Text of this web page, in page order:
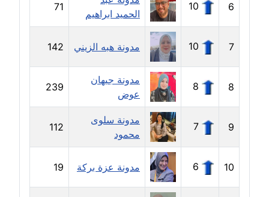
مدونة بيان هدية
عاملة
مدونة تامر زيدان
عاملة
مدونة تسنيم فضالي
عاملة
مدونة ثائر دالي
عاملة
6
10
الحميد ابراهيم
71
7
10 مدونة هبه الزيني 142
8
8
مدونة جيهان
عوض
239
9
7
مدونة سلوى
محمود
112
10
6 مدونة عزة بركة 19